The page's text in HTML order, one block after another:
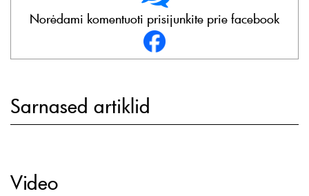
Norėdami komentuoti prisijunkite prie facebook
Sarnased artiklid
Video